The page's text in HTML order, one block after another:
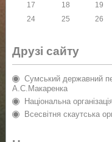
17
18 19
24
25 26
Друзі сайту
Сумський державний
А.С.Макаренка
Національна
Всесвітня скаутська